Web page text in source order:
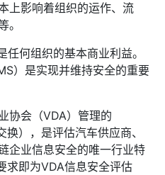
上影响着组织的运作、流
。
何组织的基本商业利益。
）是实现并维持安全的重要
协会（VDA）管理的
），是评估汽车供应商、
企业信息安全的唯一行业特
求即为VDA信息安全评估